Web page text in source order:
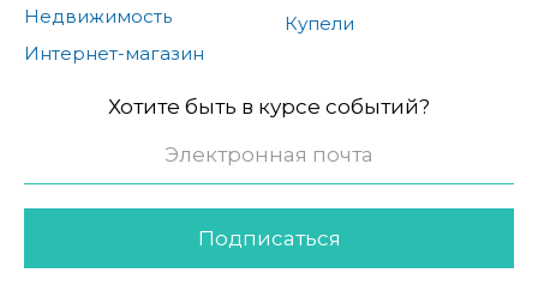
Недвижимость
Интернет-магазин
Купели
Хотите быть в курсе событий?
Подписаться